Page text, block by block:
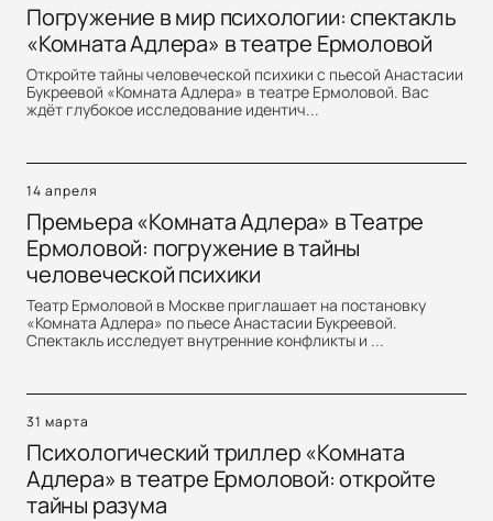
Погружение в мир психологии: спектакль
«Комната Адлера» в театре Ермоловой
Откройте тайны человеческой психики с пьесой Анастасии
Букреевой «Комната Адлера» в театре Ермоловой. Вас
ждёт глубокое исследование идентич...
14 апреля
Премьера «Комната Адлера» в Театре
Ермоловой: погружение в тайны
человеческой психики
Театр Ермоловой в Москве приглашает на постановку
«Комната Адлера» по пьесе Анастасии Букреевой.
Спектакль исследует внутренние конфликты и ...
31 марта
Психологический триллер «Комната
Адлера» в театре Ермоловой: откройте
тайны разума